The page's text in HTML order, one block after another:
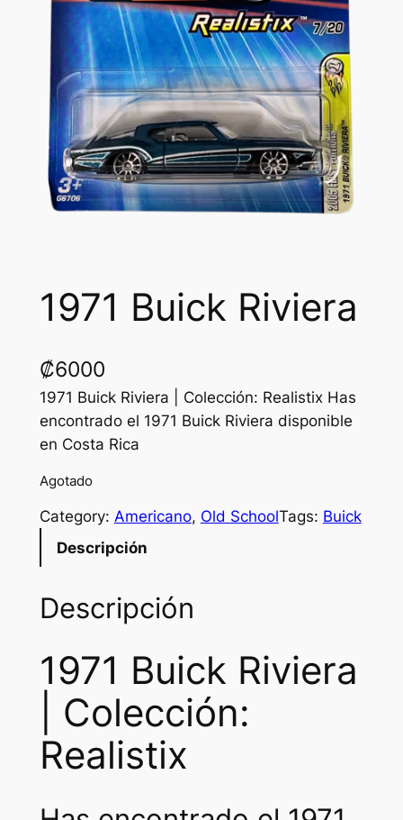
1971 Buick Riviera
₡6000
1971 Buick Riviera | Colección: Realistix Has
encontrado el 1971 Buick Riviera disponible
en Costa Rica
Agotado
Category: Americano, Old SchoolTags: Buick
Descripción
Descripción
1971 Buick Riviera
| Colección:
Realistix